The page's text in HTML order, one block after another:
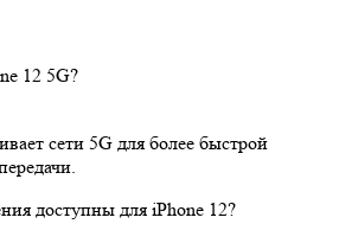
12 5G?
сети 5G для более быстрой
доступны для iPhone 12?